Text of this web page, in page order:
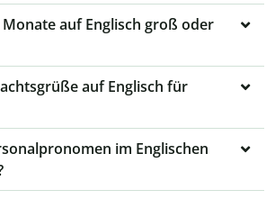
auf Englisch groß oder
auf Englisch für
im Englischen